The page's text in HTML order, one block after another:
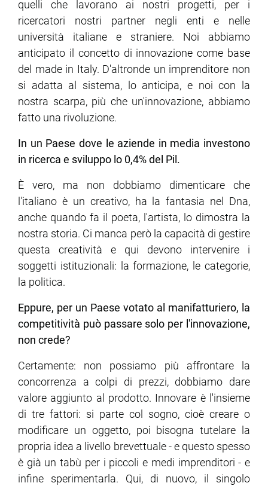
quelli che lavorano ai nostri progetti, per i
ricercatori nostri partner negli enti e nelle
università italiane e straniere. Noi abbiamo
anticipato il concetto di innovazione come base
del made in Italy. D'altronde un imprenditore non
si adatta al sistema, lo anticipa, e noi con la
nostra scarpa, più che un'innovazione, abbiamo
fatto una rivoluzione.
In un Paese dove le aziende in media investono
in ricerca e sviluppo lo 0,4% del Pil.
È vero, ma non dobbiamo dimenticare che
l'italiano è un creativo, ha la fantasia nel Dna,
anche quando fa il poeta, l'artista, lo dimostra la
nostra storia. Ci manca però la capacità di gestire
questa creatività e qui devono intervenire i
soggetti istituzionali: la formazione, le categorie,
la politica.
Eppure, per un Paese votato al manifatturiero, la
competitività può passare solo per l'innovazione,
non crede?
Certamente: non possiamo più affrontare la
concorrenza a colpi di prezzi, dobbiamo dare
valore aggiunto al prodotto. Innovare è l'insieme
di tre fattori: si parte col sogno, cioè creare o
modificare un oggetto, poi bisogna tutelare la
propria idea a livello brevettuale - e questo spesso
è già un tabù per i piccoli e medi imprenditori - e
infine sperimentarla. Qui, di nuovo, il singolo